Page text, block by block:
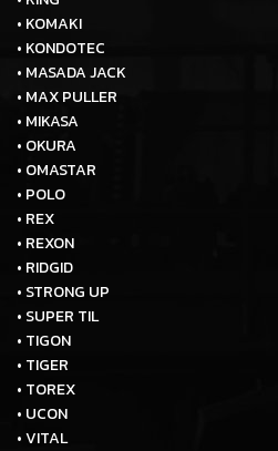
• KOMAKI
• KONDOTEC
• MASADA JACK
• MAX PULLER
• MIKASA
• OKURA
• OMASTAR
• POLO
• REX
• REXON
• RIDGID
• STRONG UP
• SUPER TIL
• TIGON
• TIGER
• TOREX
• UCON
• VITAL